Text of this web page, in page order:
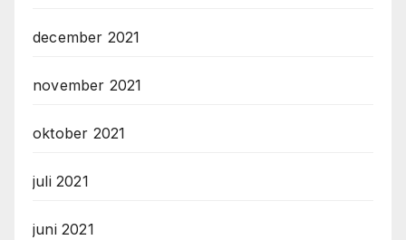
december 2021
november 2021
oktober 2021
juli 2021
juni 2021